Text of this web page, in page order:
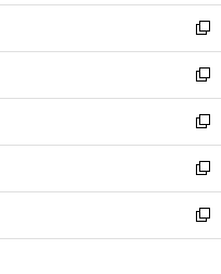
開
く
ウ
で
開
く
ン
ド
ウ
で
開
く
ウ
ィ
ン
ド
ウ
で
開
く
し
い
ウ
ィ
ン
ド
ウ
で
開
く
新
し
い
ウ
ィ
ン
ド
ウ
で
開
新
し
い
ウ
ィ
ン
ド
ウ
新
し
い
ウ
ィ
ン
新
し
い
ウ
新
し